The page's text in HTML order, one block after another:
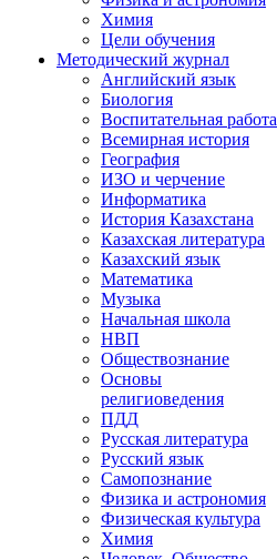
Химия
Цели обучения
Методический журнал
Английский язык
Биология
Воспитательная работа
Всемирная история
География
ИЗО и черчение
Информатика
История Казахстана
Казахская литература
Казахский язык
Математика
Музыка
Начальная школа
НВП
Обществознание
Основы
религиоведения
ПДД
Русская литература
Русский язык
Самопознание
Физика и астрономия
Физическая культура
Химия